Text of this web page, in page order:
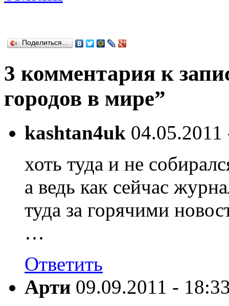
Поделиться…
3 комментария к
городов в мире”
kashtan4uk 04.05.2011
хоть туда и не
а ведь как сейчас
туда за горячими
…
Ответить
Арти 09.09.2011 -